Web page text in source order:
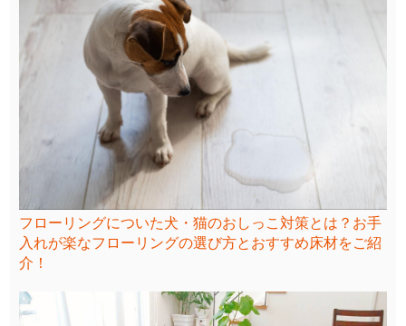
フローリングについた犬・猫のおしっこ対策とは？お手
入れが楽なフローリングの選び方とおすすめ床材をご紹
介！